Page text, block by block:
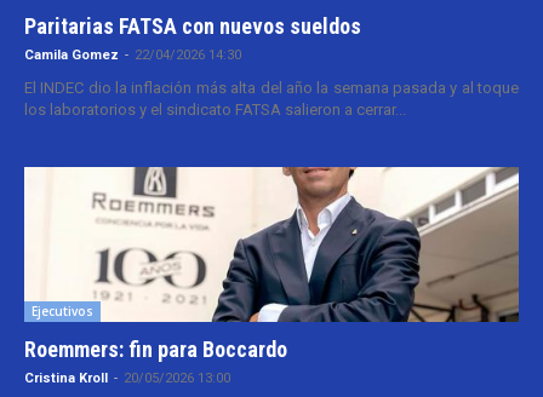
Paritarias FATSA con nuevos sueldos
Camila Gomez - 22/04/2026 14:30
El INDEC dio la inflación más alta del año la semana pasada y al toque
los laboratorios y el sindicato FATSA salieron a cerrar...
Ejecutivos
Roemmers: fin para Boccardo
Cristina Kroll - 20/05/2026 13:00